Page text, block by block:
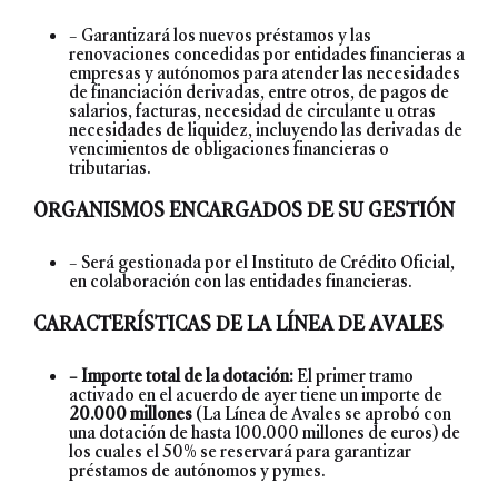
– Garantizará los nuevos préstamos y las
renovaciones concedidas por entidades financieras a
empresas y autónomos para atender las necesidades
de financiación derivadas, entre otros, de pagos de
salarios, facturas, necesidad de circulante u otras
necesidades de liquidez, incluyendo las derivadas de
vencimientos de obligaciones financieras o
tributarias.
ORGANISMOS ENCARGADOS DE SU GESTIÓN
– Será gestionada por el Instituto de Crédito Oficial,
en colaboración con las entidades financieras.
CARACTERÍSTICAS DE LA LÍNEA DE AVALES
– Importe total de la dotación: El primer tramo
activado en el acuerdo de ayer tiene un importe de
20.000 millones (La Línea de Avales se aprobó con
una dotación de hasta 100.000 millones de euros) de
los cuales el 50% se reservará para garantizar
préstamos de autónomos y pymes.